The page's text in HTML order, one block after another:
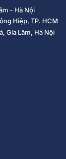
- Hà Nội
Hiệp, TP. HCM
Gia Lâm, Hà Nội